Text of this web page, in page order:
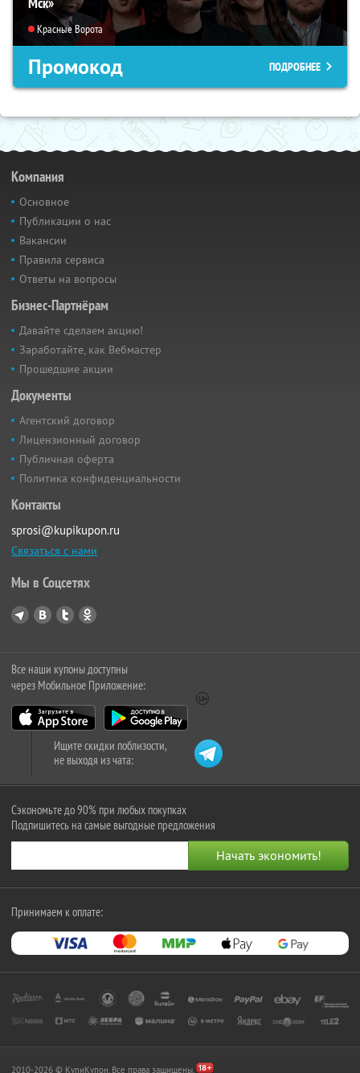
Красные Ворота
Промокод ПОДРОБНЕЕ
Компания
Основное
Публикации о нас
Вакансии
Правила сервиса
Ответы на вопросы
Бизнес-Партнёрам
Давайте сделаем акцию!
Заработайте, как Вебмастер
Прошедшие акции
Документы
Агентский договор
Лицензионный договор
Публичная оферта
Политика конфиденциальности
Контакты
sprosi@kupikupon.ru
Связаться с нами
Мы в Соцсетях
Все наши купоны доступны
через Мобильное Приложение:
Ищите скидки поблизости,
не выходя из чата:
Сэкономьте до 90% при любых покупках
Подпишитесь на самые выгодные предложения
Принимаем к оплате:
2010-2026 © КупиКупон. Все права защищены.